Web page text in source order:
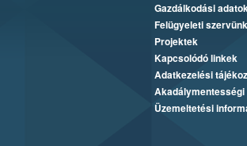
Gazdálkodási
Felügyeleti szervünk
Projektek
Kapcsolódó linkek
Adatkezelési
Üzemeltetési